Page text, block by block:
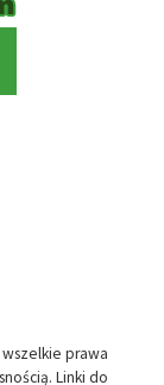
prawa
Linki do